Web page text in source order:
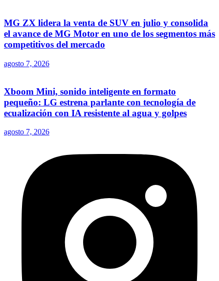
MG ZX lidera la venta de SUV en julio y consolida
el avance de MG Motor en uno de los segmentos más
competitivos del mercado
agosto 7, 2026
Xboom Mini, sonido inteligente en formato
pequeño: LG estrena parlante con tecnología de
ecualización con IA resistente al agua y golpes
agosto 7, 2026